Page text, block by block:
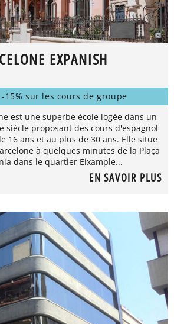
EXPANISH
15% sur les cours de groupe
est une superbe école logée dans un
siècle proposant des cours d'espagnol
16 ans et au plus de 30 ans. Elle situe
à quelques minutes de la Plaça
dans le quartier Eixample...
EN SAVOIR PLUS